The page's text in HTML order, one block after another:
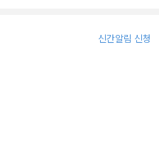
신간알림 신청